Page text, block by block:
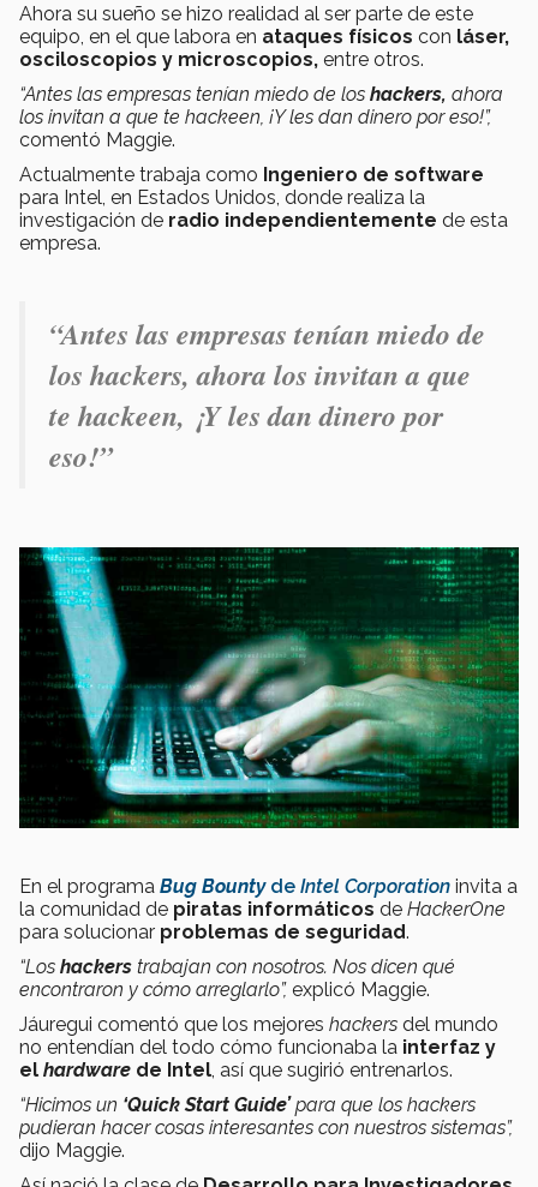
Ahora su sueño se hizo realidad al ser parte de este
equipo, en el que labora en ataques físicos con láser,
osciloscopios y microscopios, entre otros.
“Antes las empresas tenían miedo de los hackers, ahora
los invitan a que te hackeen, ¡Y les dan dinero por eso!”,
comentó Maggie.
Actualmente trabaja como Ingeniero de software
para Intel, en Estados Unidos, donde realiza la
investigación de radio independientemente de esta
empresa.
“Antes las empresas tenían miedo de
los hackers, ahora los invitan a que
te hackeen, ¡Y les dan dinero por
eso!”
En el programa Bug Bountyde Intel Corporation invita a
la comunidad de piratas informáticos de HackerOne
para solucionar problemas de seguridad.
“Los hackers trabajan con nosotros. Nos dicen qué
encontraron y cómo arreglarlo”, explicó Maggie.
Jáuregui comentó que los mejores hackers del mundo
no entendían del todo cómo funcionaba la interfaz y
el hardware de Intel, así que sugirió entrenarlos.
“Hicimos un ‘Quick Start Guide’para que los hackers
pudieran hacer cosas interesantes con nuestros sistemas”,
dijo Maggie.